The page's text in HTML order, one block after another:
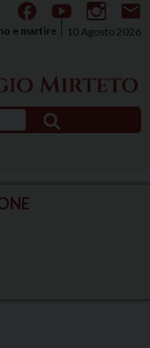
10 Agosto 2026
e martire